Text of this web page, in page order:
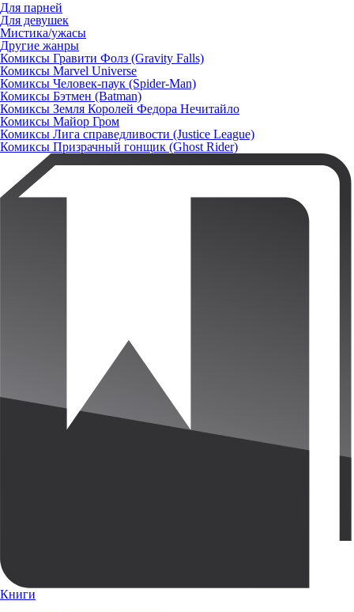
Для парней
Для девушек
Мистика/ужасы
Другие жанры
Комиксы Гравити Фолз (Gravity Falls)
Комиксы Marvel Universe
Комиксы Человек-паук (Spider-Man)
Комиксы Бэтмен (Batman)
Комиксы Земля Королей Федора Нечитайло
Комиксы Майор Гром
Комиксы Лига справедливости (Justice League)
Комиксы Призрачный гонщик (Ghost Rider)
Книги